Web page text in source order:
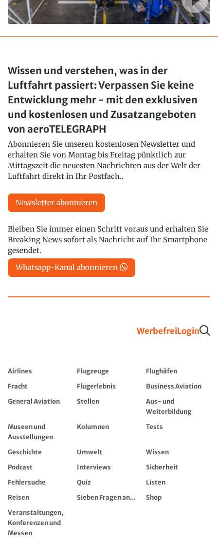
Wissen und verstehen, was in der
Luftfahrt passiert: Verpassen Sie keine
Entwicklung mehr - mit den exklusiven
und kostenlosen und Zusatzangeboten
von aeroTELEGRAPH
Abonnieren Sie unseren kostenlosen Newsletter und
erhalten Sie von Montag bis Freitag pünktlich zur
Mittagszeit die neuesten Nachrichten aus der Welt der
Luftfahrt direkt in Ihr Postfach..
Newsletter abonnieren
Bleiben Sie immer einen Schritt voraus und erhalten Sie
Breaking News sofort als Nachricht auf Ihr Smartphone
gesendet.
Whatsapp-Kanal abonnieren
WerbefreiLogin
Airlines Flugzeuge
Flughäfen
Fracht
Flugerlebnis
Business Aviation
General Aviation
Stellen
Aus- und
Weiterbildung
Museen und
Ausstellungen
Kolumnen Tests
Geschichte Umwelt
Wissen
Podcast
Interviews
Sicherheit
Fehlersuche
Quiz
Listen
Reisen
Sieben Fragen an...
Shop
Veranstaltungen,
Konferenzen und
Messen